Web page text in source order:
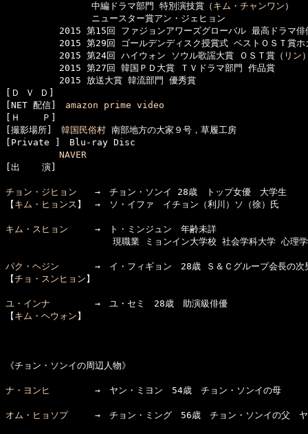
中編ドラマ部門 特別演技賞（ キム・チャンワン ）
ニュースター賞アン・ジェヒョン
2015 第15回 ファジョンアワーズグローバル 最高ドラマ俳
2015 第29回 ゴールデンディスク授賞式 ベストＯＳＴ賞ホ
2015 第24回 ハイウォン ソウル歌謡大賞 ＯＳＴ賞（ リン
2015 第27回 韓国ＰＤ大賞 ＴＶドラマ部門 作品賞
2015 放送大賞 韓流部門 優秀賞
[Ｄ Ｖ Ｄ]
[NET 配信] amazon prime video
[Ｈ    Ｐ]
[撮影場所] 韓国民俗村 南部地方の大家９号，草履工房
[Private ]　Blu-ray Disc
NAVER
[出    演]
チョン・ジヒョン →　チョン・ソンイ 28歳　トップ女優　大学生
【 キム・ヒョンス 】　→　ソ・イファ　イチョン（利川）ソ（徐）氏
キム・スヒョン →　ト・ミンジュン　年齢未詳
現職業 ミョンイン大学校 社会学科大学 心理学
パク・ヘジン →　イ・フィギョン　28歳 Ｓ＆Ｃグループ会長の次
【チョ・スンヒョン 】
ユ・インナ →　ユ・セミ　28歳　助演級俳優
【 キム・ヘウォン 】
《チョン・ソンイの周辺人物》
ナ・ヨンヒ →　ヤン・ミヨン　54歳　チョン・ソンイの母
オム・ヒョソプ →　チョン・ミング　56歳　チョン・ソンイの父　ヤ